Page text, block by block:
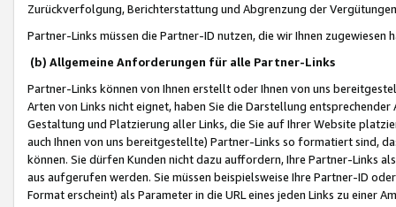
Zurückverfolgung, Berichterstattung und Abgrenzung der
Partner-Links müssen die Partner-ID nutzen, die wir Ihnen zugewiesen
(b) Allgemeine Anforderungen für alle Partner-Links
Partner-Links können von Ihnen erstellt oder Ihnen von uns
Arten von Links nicht eignet, haben Sie die Darstellung
Gestaltung und Platzierung aller Links, die Sie auf Ihrer Website
auch Ihnen von uns bereitgestellte) Partner-Links so formatiert sind,
können. Sie dürfen Kunden nicht dazu auffordern, Ihre Partner-Links
aus aufgerufen werden. Sie müssen beispielsweise Ihre Partner-ID
Format erscheint) als Parameter in die URL eines jeden Links zu einer